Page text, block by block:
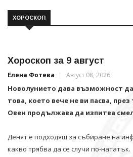
ХОРОСКОП
Хороскоп за 9 август
Елена Фотева Август 08, 2026
Новолунието дава възможност
това, което вече не ви пасва,
Овен продължава да изпитва
Денят е подходящ за събиране на
какво трябва да се случи по-нататък.